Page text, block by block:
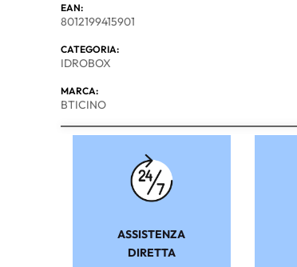
EAN:
8012199415901
CATEGORIA:
IDROBOX
MARCA:
BTICINO
ASSISTENZA
DIRETTA